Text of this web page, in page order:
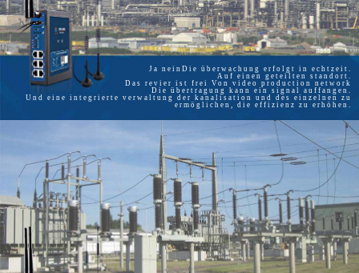
Ja neinDie überwachung erfolgt in echtzeit.
Auf einen geteilten standort.
Das revier ist frei Von video production network
Die übertragung kann ein signal auffangen.
Und eine integrierte verwaltung der kanalisation und des einzelnen zu
ermöglichen, die effizienz zu erhöhen.